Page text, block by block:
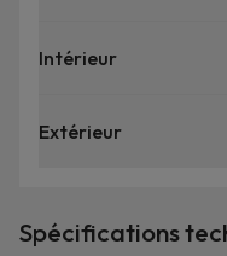
Intérieur
Extérieur
Spécifications